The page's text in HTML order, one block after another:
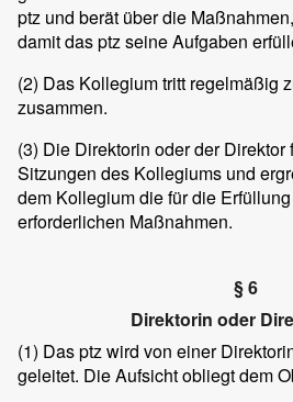
ptz und berät über die
damit das ptz seine Aufgaben
(2) Das Kollegium tritt regelmäßig
zusammen.
(3) Die Direktorin oder der Direktor
Sitzungen des Kollegiums und
dem Kollegium die für die
erforderlichen Maßnahmen.
§ 6
Direktorin oder
(1) Das ptz wird von einer
geleitet. Die Aufsicht obliegt dem